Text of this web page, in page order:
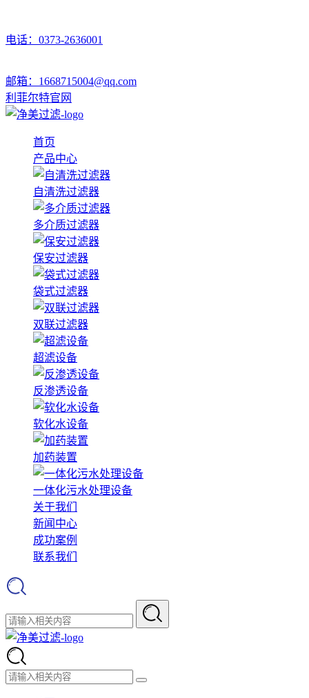
电话：0373-2636001
邮箱：1668715004@qq.com
利菲尔特官网
首页
产品中心
自清洗过滤器
多介质过滤器
保安过滤器
袋式过滤器
双联过滤器
超滤设备
反渗透设备
软化水设备
加药装置
一体化污水处理设备
关于我们
新闻中心
成功案例
联系我们